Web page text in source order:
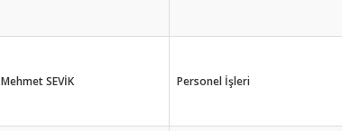
Mehmet SEVİK Personel İşleri